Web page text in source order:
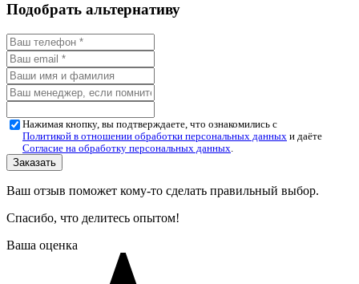
Подобрать альтернативу
Нажимая кнопку, вы подтверждаете, что ознакомились с
Политикой в отношении обработки персональных данных и даёте
Согласие на обработку персональных данных.
Ваш отзыв поможет кому-то сделать правильный выбор.
Спасибо, что делитесь опытом!
Ваша оценка